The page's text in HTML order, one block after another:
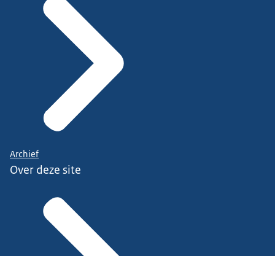
Archief
Over deze site